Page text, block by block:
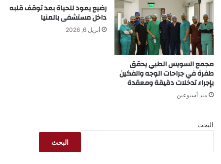
مجمع السويس الطبي يحقق
طفرة في جراحات الوجه والفكين
بإجراء تدخلات دقيقة ومعقدة
منذ أسبوعين
رضيع يعود للحياة بعد توقف قلبه
داخل مستشفى بالمنيا
أبريل 6, 2026
البحث
البحث